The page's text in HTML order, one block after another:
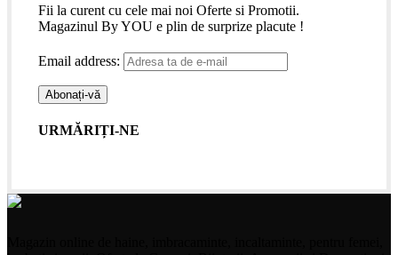
Fii la curent cu cele mai noi Oferte si Promotii.
Magazinul By YOU e plin de surprize placute !
Email address:
URMĂRIȚI-NE